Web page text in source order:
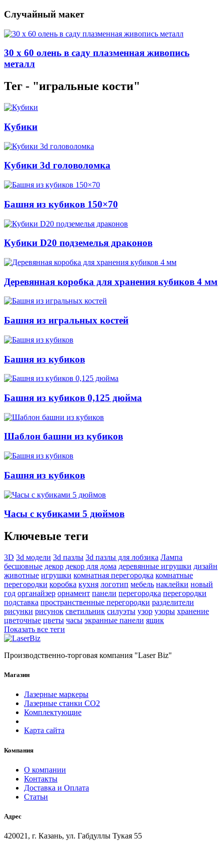
Случайный макет
30 x 60 олень в саду плазменная живопись
металл
Тег - "игральные кости"
Кубики
Кубики 3d головоломка
Башня из кубиков 150×70
Кубики D20 подземелья драконов
Деревянная коробка для хранения кубиков 4 мм
Башня из игральных костей
Башня из кубиков
Башня из кубиков 0,125 дюйма
Шаблон башни из кубиков
Башня из кубиков
Часы с кубиками 5 дюймов
Ключевые теги
3D 3d модели 3d пазлы 3d пазлы для лобзика Лампа
бесшовные декор декор для дома деревянные игрушки дизайн
животные игрушки комнатная перегородка комнатные
перегородки коробка кухня логотип мебель наклейки новый
год органайзер орнамент панели перегородка перегородки
подставка пространственные перегородки разделители
рисунки рисунок светильник силуэты узор узоры хранение
цветочные цветы часы экранные панели ящик
Показать все теги
Производственно-торговая компания "Laser Biz"
Магазин
Лазерные маркеры
Лазерные станки СО2
Комплектующие
Карта сайта
Компания
О компании
Контакты
Доставка и Оплата
Статьи
Адрес
420021, г. Казань, ул. Габдуллы Тукая 55